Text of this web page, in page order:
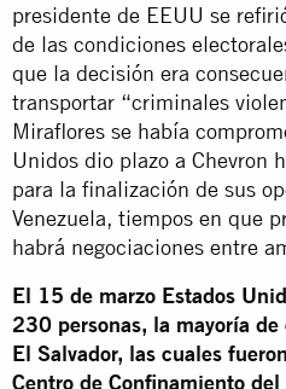
presidente de EEUU se
de las condiciones
que la decisión era
transportar “criminales
Miraflores se había
Unidos dio plazo a Chevron
para la finalización de sus
Venezuela, tiempos en que
habrá negociaciones entre
El 15 de marzo Estados
230 personas, la mayoría de
El Salvador, las cuales
Centro de Confinamiento del